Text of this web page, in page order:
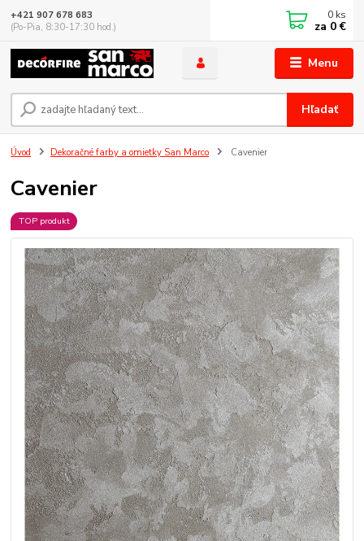
Menu
Hľadať
+421 907 678 683
(Po-Pia, 8:30-17:30 hod.)
0 ks
za 0 €
Úvod Dekoračné farby a omietky San Marco Cavenier
Cavenier
TOP produkt